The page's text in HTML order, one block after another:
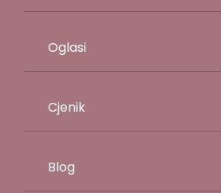
Oglasi
Cjenik
Blog